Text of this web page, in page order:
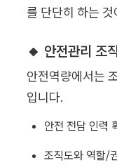
를 단단히 하는
🔸 안전관리 조
안전역량에서는
입니다.
안전 전담 인력
조직도와 역할/